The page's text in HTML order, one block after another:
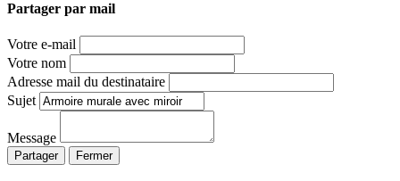
Partager par mail
Votre e-mail
Votre nom
Adresse mail du destinataire
Sujet
Message
Partager Fermer